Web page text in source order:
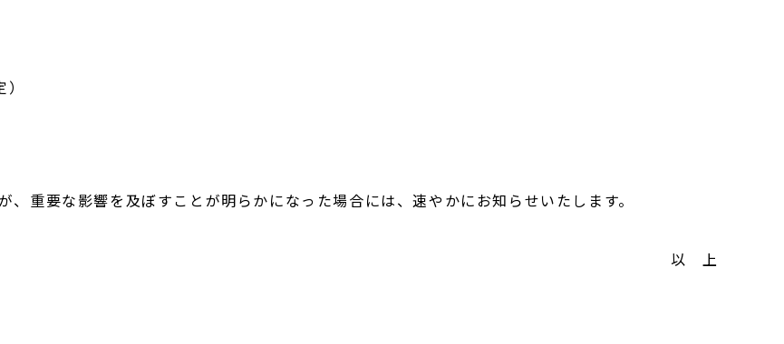
重要な影響を及ぼすことが明らかになった場合には、速やかにお知らせいたします。
以 上